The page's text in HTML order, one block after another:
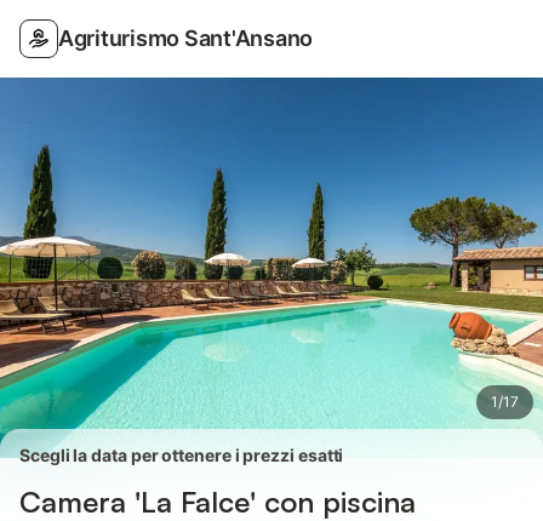
Agriturismo Sant'Ansano
1/17
Foto Servizi Recensioni
Scegli la data per ottenere i prezzi esatti
Camera 'La Falce' con piscina